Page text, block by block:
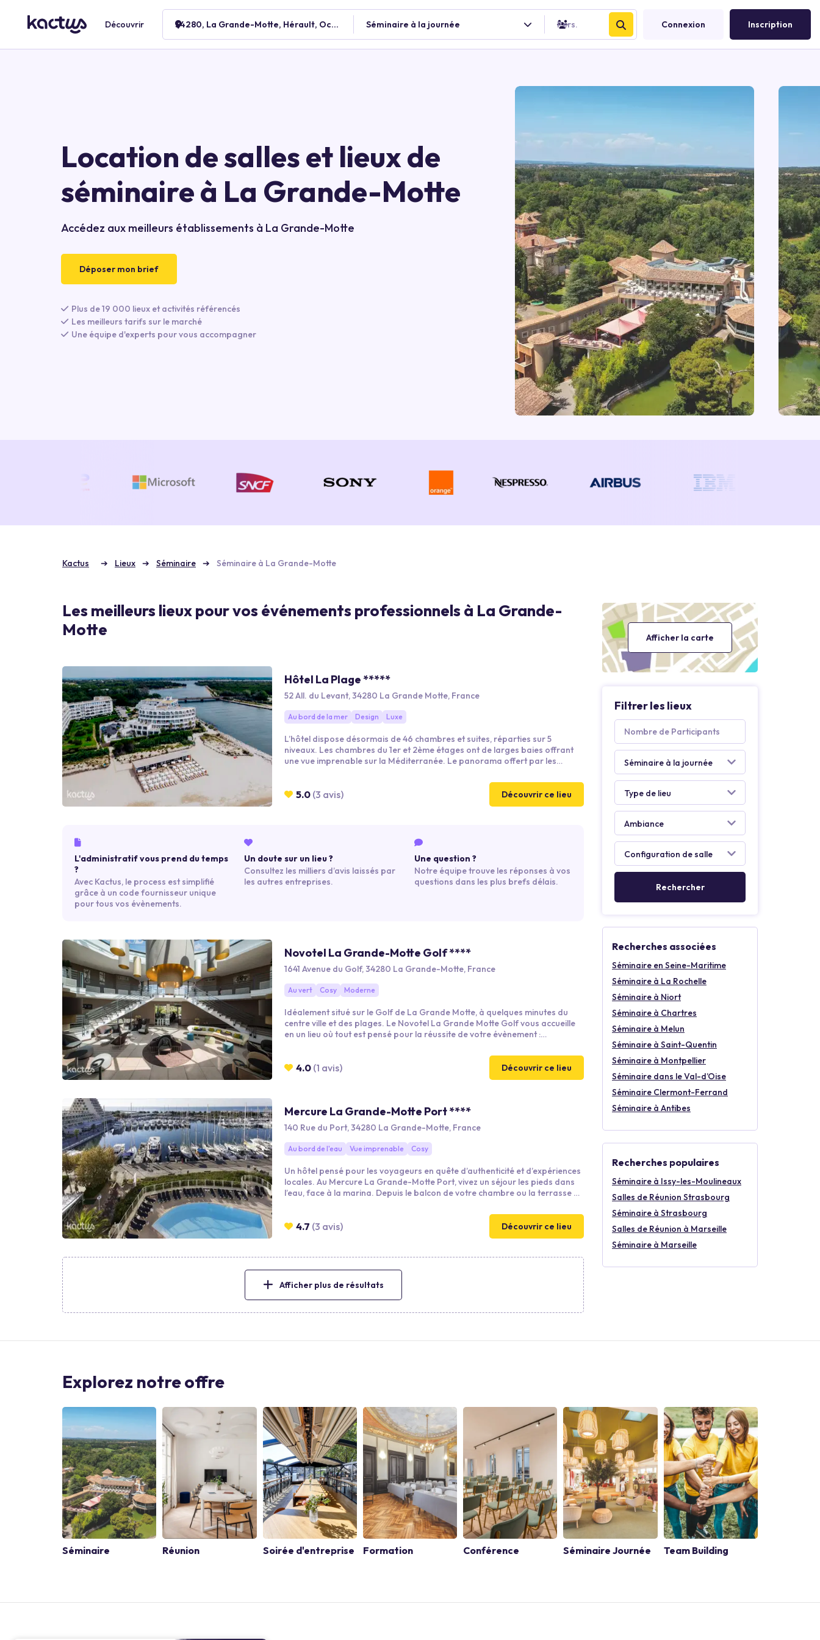
Découvrir 34280, La Grande-Motte, Hérault, Occitanie, FranceSéminaire à la journée Pers. Connexion Inscription
Location de salles et lieux de
séminaire à La Grande-Motte
Accédez aux meilleurs établissements à La Grande-Motte
Déposer mon brief
Plus de 19 000 lieux et activités référencés
Les meilleurs tarifs sur le marché
Une équipe d'experts pour vous accompagner
Kactus Lieux Séminaire Séminaire à La Grande-Motte
Afficher la carte
Filtrer les lieux
Recherches associées
Séminaire en Seine-Maritime
Séminaire à La Rochelle
Séminaire à Niort
Séminaire à Chartres
Séminaire à Melun
Séminaire à Saint-Quentin
Séminaire à Montpellier
Séminaire dans le Val-d’Oise
Séminaire Clermont-Ferrand
Séminaire à Antibes
Recherches populaires
Séminaire à Issy-les-Moulineaux
Salles de Réunion Strasbourg
Séminaire à Strasbourg
Salles de Réunion à Marseille
Séminaire à Marseille
Les meilleurs lieux pour vos événements professionnels à La Grande-
Motte
Hôtel La Plage *****
52 All. du Levant, 34280 La Grande Motte, France
Au bord de la mer Design Luxe
L’hôtel dispose désormais de 46 chambres et suites, réparties sur 5
niveaux. Les chambres du 1er et 2ème étages ont de larges baies offrant
une vue imprenable sur la Méditerranée. Le panorama offert par les
jardin s’ouvrent sur un petit jardin. La décoration unique et épurée vous
permettra de venir vivre un séjour hors du temps. L’hôtel propose
5.0 (3 avis) Découvrir ce lieu
L'administratif vous prend du temps
?
Avec Kactus, le process est simplifié
grâce à un code fournisseur unique
pour tous vos évènements.
Un doute sur un lieu ?
Consultez les milliers d’avis laissés par
les autres entreprises.
Une question ?
Notre équipe trouve les réponses à vos
questions dans les plus brefs délais.
Novotel La Grande-Motte Golf ****
1641 Avenue du Golf, 34280 La Grande-Motte, France
Au vert Cosy Moderne
Idéalement situé sur le Golf de La Grande Motte, à quelques minutes du
centre ville et des plages. Le Novotel La Grande Motte Golf vous accueille
en un lieu où tout est pensé pour la réussite de votre évènement :
4.0 (1 avis) Découvrir ce lieu
Mercure La Grande-Motte Port ****
140 Rue du Port, 34280 La Grande-Motte, France
Au bord de l'eau Vue imprenable Cosy
Un hôtel pensé pour les voyageurs en quête d’authenticité et d’expériences
locales. Au Mercure La Grande-Motte Port, vivez un séjour les pieds dans
l’eau, face à la marina. Depuis le balcon de votre chambre ou la terrasse du
Méditerranée. Les voyageurs d’affaires trouveront leur havre de paix :
espaces de travail calmes, salles de réunion lumineuses, cadre idéal pour
4.7 (3 avis) Découvrir ce lieu
Afficher plus de résultats
Explorez notre offre
Séminaire Réunion Soirée d'entreprise Formation Conférence Séminaire Journée Team Building